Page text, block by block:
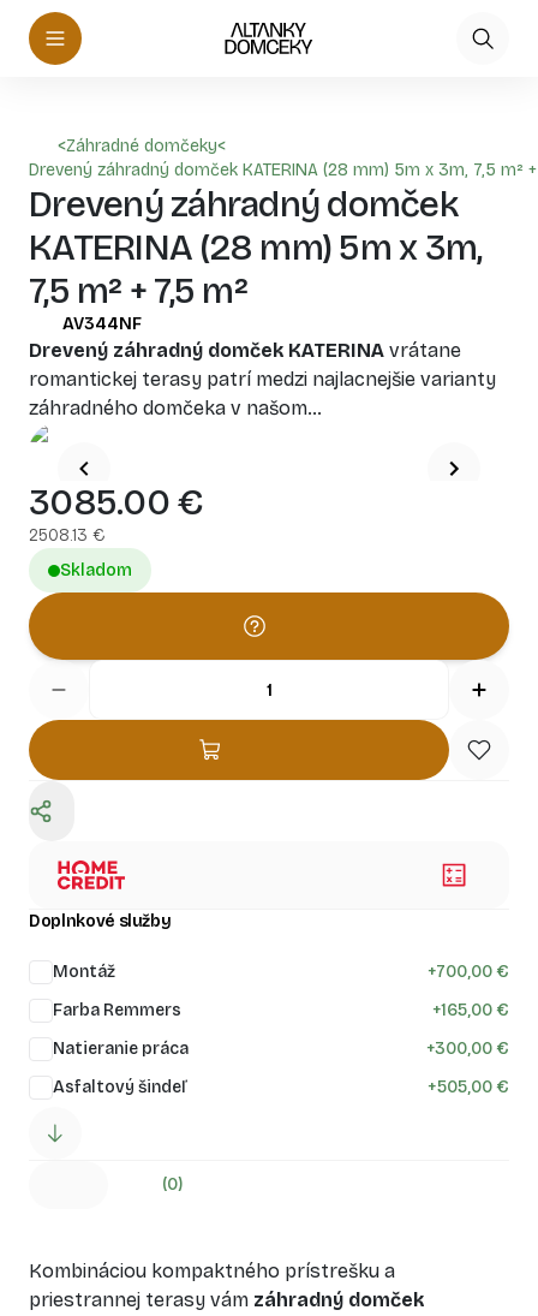
<Záhradné domčeky<
Drevený záhradný domček KATERINA (28 mm) 5m x 3m, 7,5 m²
Drevený záhradný domček
KATERINA (28 mm) 5m x 3m,
7,5 m² + 7,5 m²
AV344NF
Drevený záhradný domček KATERINA vrátane
romantickej terasy patrí medzi najlacnejšie varianty
záhradného domčeka v našom
sortimente. Kombinácia dokonalého úložného
priestoru a terasy na relaxáciu pod holým nebom
ponúka v tejto cenovej hladine výnimočnú
všestrannosť. Užite si príjemné chvíle alebo krátke
prestávky medzi záhradníckymi prácami vo vašom
novom záhradnom domčeku!
3085.00 €
2508.13 €
Skladom
Doplnkové služby
Montáž +700,00 €
Farba Remmers
+165,00 €
Natieranie práca
+300,00 €
Asfaltový šindeľ
+505,00 €
(0)
Kombináciou kompaktného prístrešku a
priestrannej terasy vám záhradný domček